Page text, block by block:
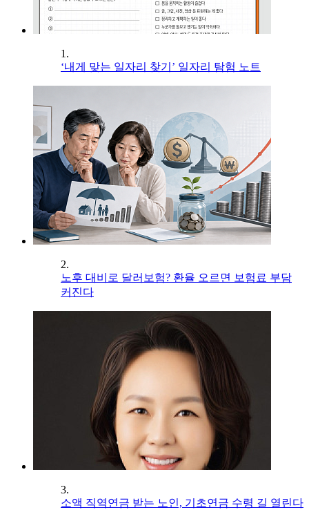
1.
‘내게 맞는 일자리 찾기’ 일자리 탐험 노트
2.
노후 대비로 달러보험? 환율 오르면 보험료 부담
커진다
3.
소액 직역연금 받는 노인, 기초연금 수령 길 열린다